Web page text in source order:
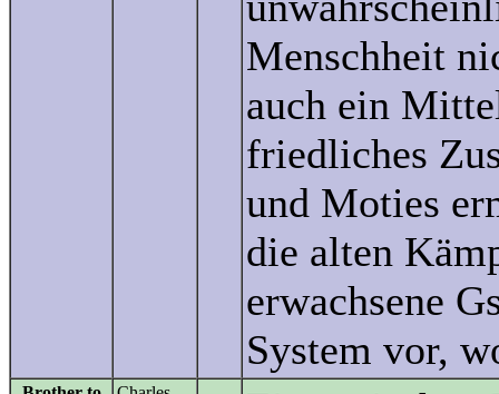
Menschheit
auch ein
friedliches
und Moties
die alten
erwachsene
System vor,